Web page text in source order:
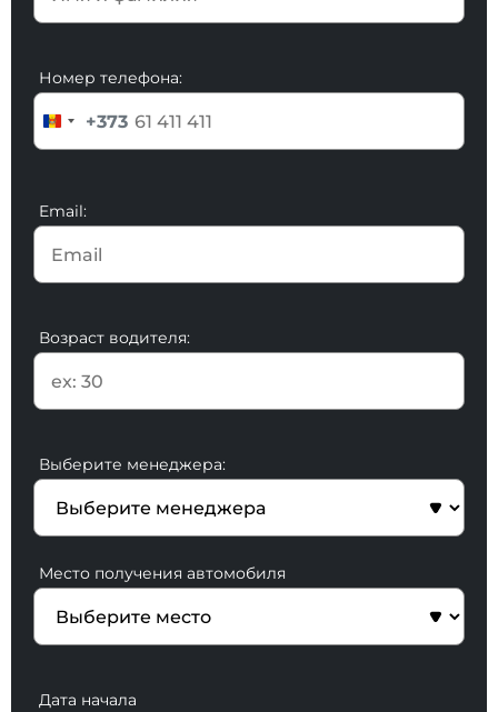
Номер телефона:
+373
Email:
Возраст водителя:
Выберите менеджера:
Место получения автомобиля
Дата начала